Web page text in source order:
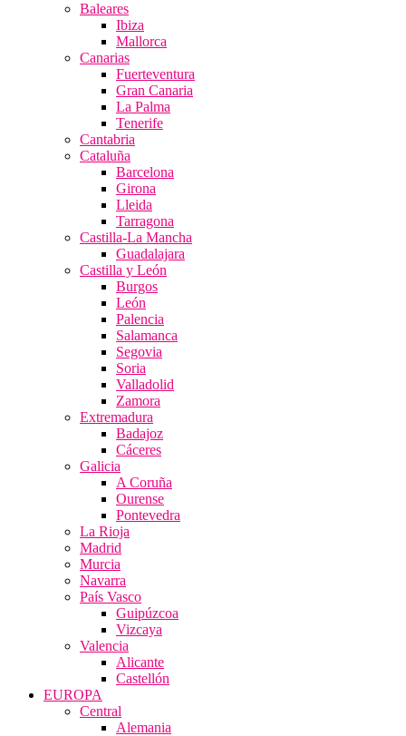
Baleares
Ibiza
Mallorca
Canarias
Fuerteventura
Gran Canaria
La Palma
Tenerife
Cantabria
Cataluña
Barcelona
Girona
Lleida
Tarragona
Castilla-La Mancha
Guadalajara
Castilla y León
Burgos
León
Palencia
Salamanca
Segovia
Soria
Valladolid
Zamora
Extremadura
Badajoz
Cáceres
Galicia
A Coruña
Ourense
Pontevedra
La Rioja
Madrid
Murcia
Navarra
País Vasco
Guipúzcoa
Vizcaya
Valencia
Alicante
Castellón
EUROPA
Central
Alemania